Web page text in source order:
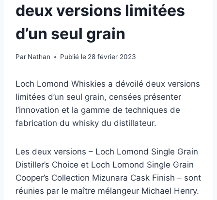
deux versions limitées
d’un seul grain
Par Nathan Publié le 28 février 2023
Loch Lomond Whiskies a dévoilé deux versions
limitées d’un seul grain, censées présenter
l’innovation et la gamme de techniques de
fabrication du whisky du distillateur.
Les deux versions – Loch Lomond Single Grain
Distiller’s Choice et Loch Lomond Single Grain
Cooper’s Collection Mizunara Cask Finish – sont
réunies par le maître mélangeur Michael Henry.